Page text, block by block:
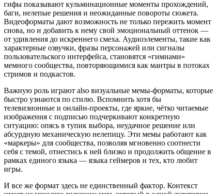
гифы показывают кульминационные моменты прохождений,
баги, нелепые решения и неожиданные повороты сюжета.
Видеоформаты дают возможность не только пережить момент
снова, но и добавить к нему свой эмоциональный оттенок —
от удивления до искреннего смеха. Аудиоэлементы, такие как
характерные озвучки, фразы персонажей или сигналы
пользовательского интерфейса, становятся «гимнами»
мемного сообщества, повторяющимися как мантры в потоках
стримов и подкастов.
Важную роль играют also визуальные мемы-форматы, которые
быстро узнаются по стилю. Вспомнить хотя бы
телевизионные и онлайн-проекты, где яркие, чётко читаемые
изображения с подписью подчеркивают конкретную
ситуацию: опясь в тупик выбора, неудачное решение или
абсурдную механическую нелепицу. Эти мемы работают как
«маркеры» для сообщества, позволяя мгновенно соотнести
себя с темой, отнестись к ней близко и продолжить общение в
рамках единого языка — языка геймеров и тех, кто любит
игры.
И все же формат здесь не единственный фактор. Контекст